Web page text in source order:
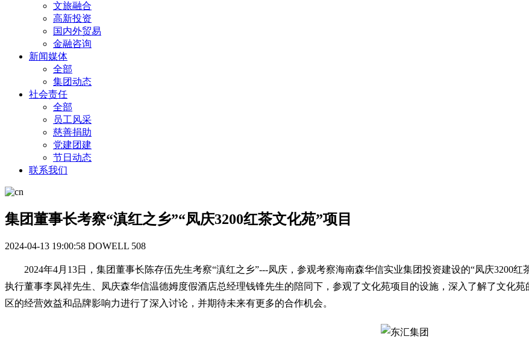
文旅融合
高新投资
国内外贸易
金融咨询
新闻媒体
全部
集团动态
社会责任
全部
员工风采
慈善捐助
党建团建
节日动态
联系我们
集团董事长考察“滇红之乡”“凤庆3200红茶文化苑”项目
2024-04-13 19:00:58 DOWELL 508
2024年4月13日，集团董事长陈存伍先生考察“滇红之乡”---凤庆，参观考察海南森华信实业集团投资建设的“凤庆3200
执行董事李凤祥先生、凤庆森华信温德姆度假酒店总经理钱锋先生的陪同下，参观了文化苑项目的设施，深入了解了文化
区的经营效益和品牌影响力进行了深入讨论，并期待未来有更多的合作机会。